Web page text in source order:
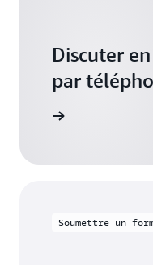
Discuter
par
Soumettre un